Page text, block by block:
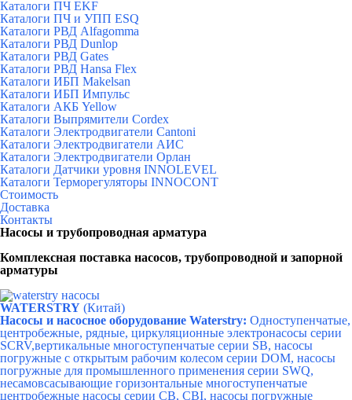
Каталоги ПЧ EKF
Каталоги ПЧ и УПП ESQ
Каталоги РВД Alfagomma
Каталоги РВД Dunlop
Каталоги РВД Gates
Каталоги РВД Hansa Flex
Каталоги ИБП Makelsan
Каталоги ИБП Импульс
Каталоги АКБ Yellow
Каталоги Выпрямители Cordex
Каталоги Электродвигатели Cantoni
Каталоги Электродвигатели АИС
Каталоги Электродвигатели Орлан
Каталоги Датчики уровня INNOLEVEL
Каталоги Терморегуляторы INNOCONT
Стоимость
Доставка
Контакты
Насосы и трубопроводная арматура
Комплексная поставка насосов, трубопроводной и запорной
арматуры
WATERSTRY (Китай)
Насосы и насосное оборудование Waterstry: Одноступенчатые,
центробежные, рядные, циркуляционные электронасосы серии
SCRV,вертикальные многоступенчатые серии SB, насосы
погружные с открытым рабочим колесом серии DOM, насосы
погружные для промышленного применения серии SWQ,
несамовсасывающие горизонтальные многоступенчатые
центробежные насосы серии CB, CBI, насосы погружные